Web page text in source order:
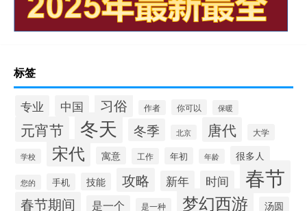
标签
专业 中国 习俗 作者 你可以 保暖
元宵节 冬天 冬季 北京 唐代 大学
学校 宋代 寓意 工作 年初 年龄 很多人
您的 手机 技能 攻略 新年 时间 春节
春节期间 是一个 是一种 梦幻西游 汤圆